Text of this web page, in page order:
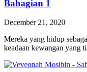
Bahagian 1
December 21, 2020
Mereka yang hidup
keadaan kewangan yang